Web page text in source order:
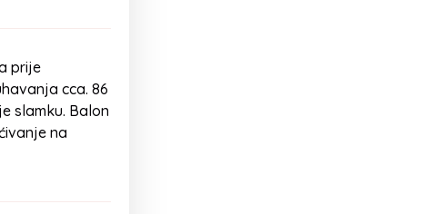
prije
cca. 86
slamku. Balon
na